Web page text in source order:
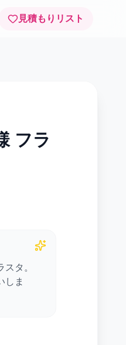
見積もりリスト
フラ
タ。
しま